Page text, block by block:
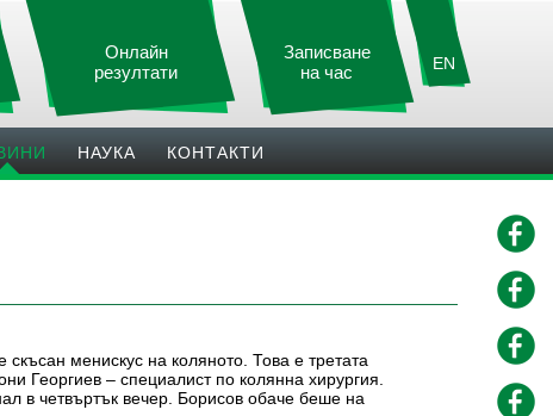
EN
Записване
на час
Онлайн
резултати
НАУКА КОНТАКТИ
менискус на коляното. Това е третата
Георгиев – специалист по колянна хирургия.
в четвъртък вечер. Борисов обаче беше на